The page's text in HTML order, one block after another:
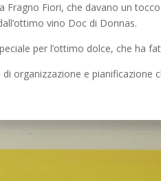
Fragno Fiori, che davano un
vino Doc di Donnas.
per l’ottimo dolce, che ha
di organizzazione e